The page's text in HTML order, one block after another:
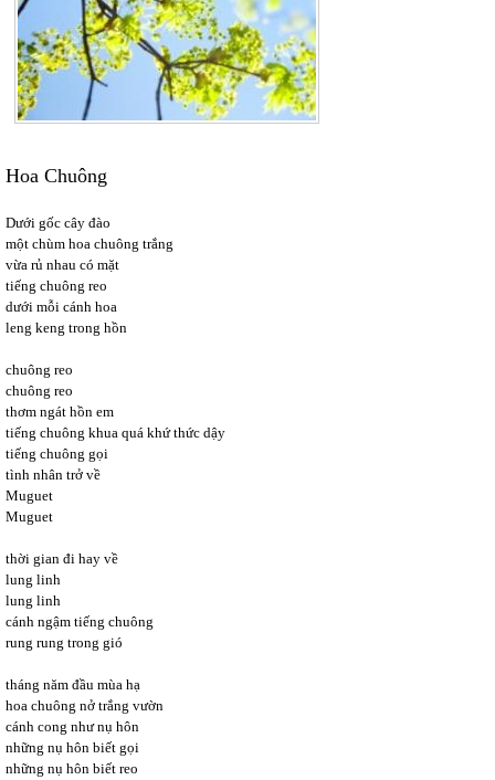
Hoa Chuông
Dưới gốc cây đào
một chùm hoa chuông trắng
vừa rủ nhau có mặt
tiếng chuông reo
dưới mỗi cánh hoa
leng keng trong hồn
chuông reo
chuông reo
thơm ngát hồn em
tiếng chuông khua quá khứ thức dậy
tiếng chuông gọi
tình nhân trở về
Muguet
Muguet
thời gian đi hay về
lung linh
lung linh
cánh ngậm tiếng chuông
rung rung trong gió
tháng năm đầu mùa hạ
hoa chuông nở trắng vườn
cánh cong như nụ hôn
những nụ hôn biết gọi
những nụ hôn biết reo